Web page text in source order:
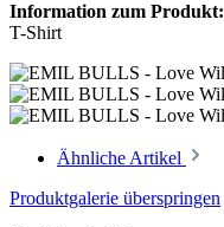
Information zum Produkt:
T-Shirt
Ähnliche Artikel
Produktgalerie überspringen